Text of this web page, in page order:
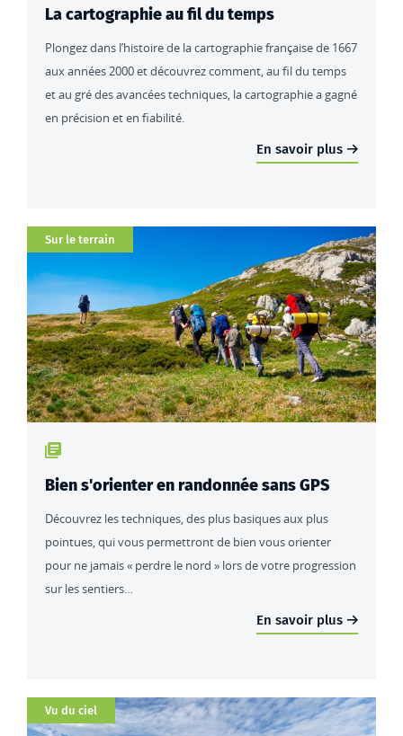
La cartographie au fil du temps
Plongez dans l’histoire de la cartographie française de 1667
aux années 2000 et découvrez comment, au fil du temps
et au gré des avancées techniques, la cartographie a gagné
en précision et en fiabilité.
En savoir plus
Catégorie
Sur le terrain
Type de contenu : actualités
Bien s'orienter en randonnée sans GPS
Découvrez les techniques, des plus basiques aux plus
pointues, qui vous permettront de bien vous orienter
pour ne jamais « perdre le nord » lors de votre progression
sur les sentiers…
En savoir plus
Catégorie
Vu du ciel